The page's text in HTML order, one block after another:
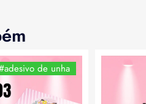
de unha